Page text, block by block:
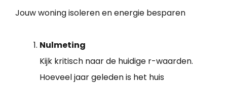
Jouw woning isoleren en energie besparen
Nulmeting
Kijk kritisch naar de huidige r-waarden.
Hoeveel jaar geleden is het huis